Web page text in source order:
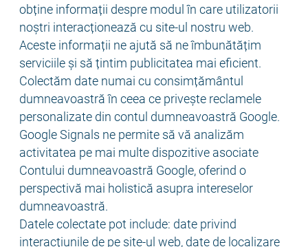
obține informații despre modul în care utilizatorii
noștri interacționează cu site-ul nostru web.
Aceste informații ne ajută să ne îmbunătățim
serviciile și să țintim publicitatea mai eficient.
Colectăm date numai cu consimțământul
dumneavoastră în ceea ce privește reclamele
personalizate din contul dumneavoastră Google.
Google Signals ne permite să vă analizăm
activitatea pe mai multe dispozitive asociate
Contului dumneavoastră Google, oferind o
perspectivă mai holistică asupra intereselor
dumneavoastră.
Datele colectate pot include: date privind
interacțiunile de pe site-ul web, date de localizare